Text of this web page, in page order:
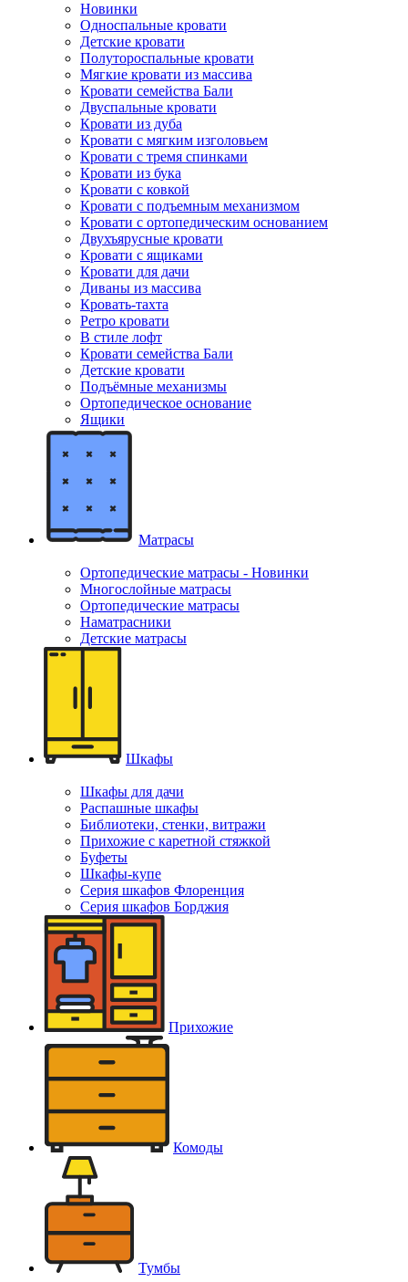
Новинки
Односпальные кровати
Детские кровати
Полутороспальные кровати
Мягкие кровати из массива
Кровати семейства Бали
Двуспальные кровати
Кровати из дуба
Кровати с мягким изголовьем
Кровати с тремя спинками
Кровати из бука
Кровати с ковкой
Кровати с подъемным механизмом
Кровати с ортопедическим основанием
Двухъярусные кровати
Кровати с ящиками
Кровати для дачи
Диваны из массива
Кровать-тахта
Ретро кровати
В стиле лофт
Кровати семейства Бали
Детские кровати
Подъёмные механизмы
Ортопедическое основание
Ящики
Матрасы
Ортопедические матрасы - Новинки
Многослойные матрасы
Ортопедические матрасы
Наматрасники
Детские матрасы
Шкафы
Шкафы для дачи
Распашные шкафы
Библиотеки, стенки, витражи
Прихожие с каретной стяжкой
Буфеты
Шкафы-купе
Серия шкафов Флоренция
Серия шкафов Борджия
Прихожие
Комоды
Тумбы